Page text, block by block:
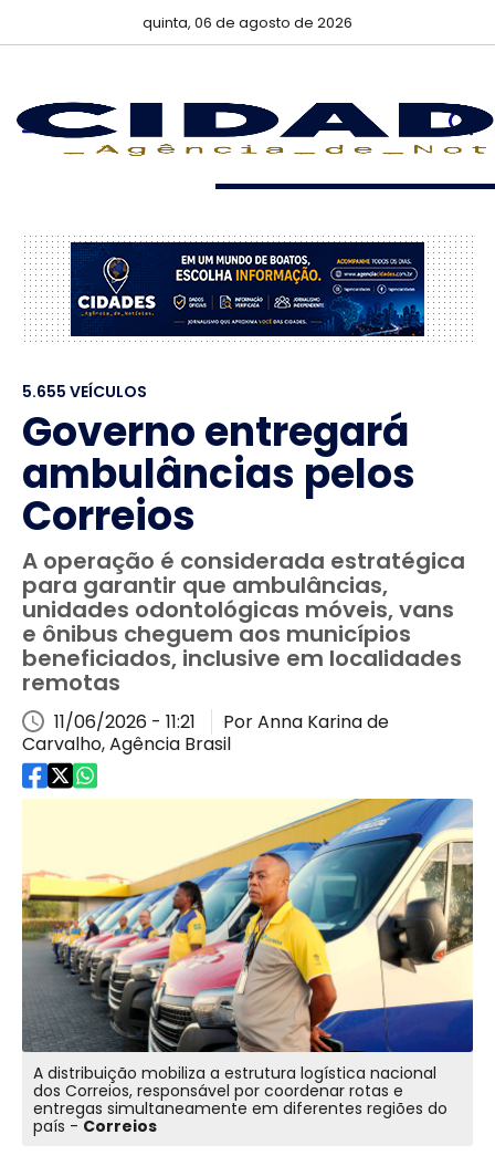
quinta, 06 de agosto de 2026
5.655 VEÍCULOS
Governo entregará
ambulâncias pelos
Correios
A operação é considerada estratégica
para garantir que ambulâncias,
unidades odontológicas móveis, vans
e ônibus cheguem aos municípios
beneficiados, inclusive em localidades
remotas
11/06/2026 - 11:21
Por Anna Karina de
Carvalho, Agência Brasil
A distribuição mobiliza a estrutura logística nacional
dos Correios, responsável por coordenar rotas e
entregas simultaneamente em diferentes regiões do
país -Correios